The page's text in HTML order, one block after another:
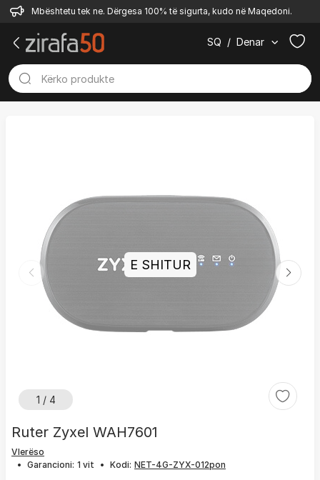
Mbështetu tek ne. Dërgesa 100% të sigurta, kudo në Maqedoni.
SQ / Denar
1 / 4
E SHITUR
Ruter Zyxel WAH7601
Vlerëso
• Garancioni: 1 vit • Kodi: